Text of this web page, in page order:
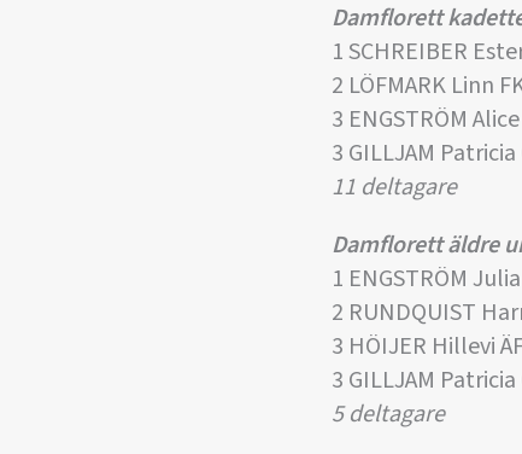
Damflorett
1 SCHREIBER
2 LÖFMARK Linn
3 ENGSTRÖM
3 GILLJAM
11 deltagare
Damflorett äldre
1 ENGSTRÖM
2 RUNDQUIST
3 HÖIJER Hillevi
3 GILLJAM
5 deltagare